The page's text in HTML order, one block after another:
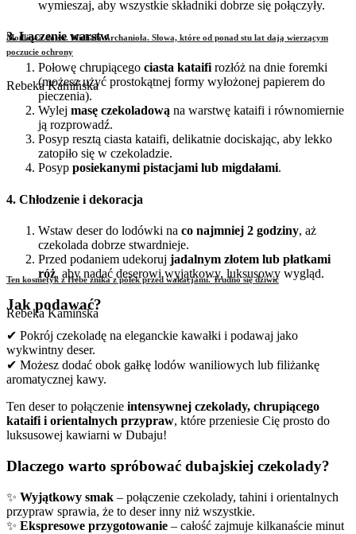
Modlitwa do św. Michała Archanioła. Słowa, które od ponad stu lat dają wierzącym
poczucie ochrony
Rebeka Kamińska
Ten kosmetyk z Hebe znika z półek przed wakacjami. Trudno się dziwić
Rebeka Kamińska
wymieszaj, aby wszystkie składniki dobrze się połączyły.
3. Łączenie warstw
Połowę chrupiącego ciasta kataifi rozłóż na dnie foremki
(możesz użyć prostokątnej formy wyłożonej papierem do
pieczenia).
Wylej masę czekoladową na warstwę kataifi i równomiernie
ją rozprowadź.
Posyp resztą ciasta kataifi, delikatnie dociskając, aby lekko
zatopiło się w czekoladzie.
Posyp posiekanymi pistacjami lub migdałami.
4. Chłodzenie i dekoracja
Wstaw deser do lodówki na co najmniej 2 godziny, aż
czekolada dobrze stwardnieje.
Przed podaniem udekoruj jadalnym złotem lub płatkami
róż, aby nadać deserowi wyjątkowy, luksusowy wygląd.
Jak podawać?
✔ Pokrój czekoladę na eleganckie kawałki i podawaj jako
wykwintny deser.
✔ Możesz dodać obok gałkę lodów waniliowych lub filiżankę
aromatycznej kawy.
Ten deser to połączenie intensywnej czekolady, chrupiącego
kataifi i orientalnych przypraw, które przeniesie Cię prosto do
luksusowej kawiarni w Dubaju!
Dlaczego warto spróbować dubajskiej czekolady?
✨ Wyjątkowy smak – połączenie czekolady, tahini i orientalnych
przypraw sprawia, że to deser inny niż wszystkie.
✨ Ekspresowe przygotowanie – całość zajmuje kilkanaście minut